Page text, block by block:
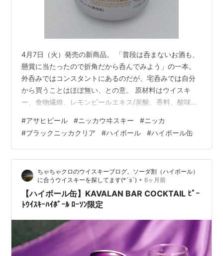
4月7日（火）発売の新商品。 「普段は呑まないお酒も、
懸賞に当たったので折角だから呑んでみよう」の一本。
外呑みではコンスタントにあるのだが、宅呑みでは自分
から買うことはほぼ無い、との意。 原材料はウイスキ
ー、食物繊維、レモンピールエキス/炭酸、香料、酸味
は「カラメル色素」のものか。 「レモンピールエキス」
も入っているので、爽やかなホロ苦味と酸味もあり。 原
材料はスモーキー感を意図的に抑えた「ブラックニッカ
クリア」なので、クセが無く飲み易い。 商品の表記は
「リキュール（発泡性）」「ハイボール」。 アルコール
度数は高めなので、ストレートよりも…
#アサヒビール #ニッカウヰスキー #ニッカ
#ブラックニッカクリア #ハイボール #ハイボール缶
ちゃちゃクロのウイスキーブログ。ソーダ割（ハイボール）
に合うウイスキーを探してます(*´з`) • 6ヶ月前
【ハイボール缶】KAVALAN BAR COCKTAIL ﾋﾟｰ
ﾄｳｲｽｷｰﾊｲﾎﾞｰﾙ ﾛｰｿﾝ限定